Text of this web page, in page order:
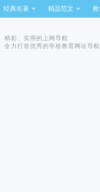
经典名著 精品范文
精彩、实用的上网导航
全力打造优秀的学校教育网址导